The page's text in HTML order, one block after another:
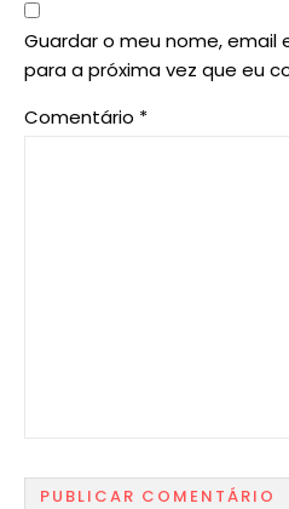
Guardar o meu nome,
para a próxima vez que eu
Comentário *